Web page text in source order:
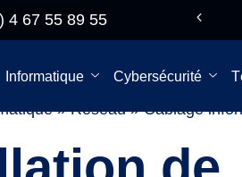
4 67 55 89 55
Informatique Cybersécurité
»Réseau»Cablage